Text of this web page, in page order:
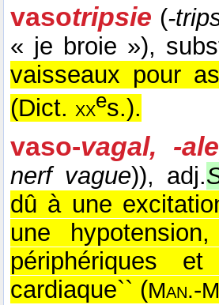
vasotripsie (-
« je broie »),
vaisseaux pour
(Dict. xxes.).
vaso-vagal, -
nerf vague)), adj.
dû à une
une
périphériques
cardiaque`` (Man.-